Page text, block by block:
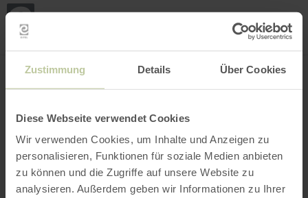
Zustimmung Details Über Cookies
Diese Webseite verwendet Cookies
Wir verwenden Cookies, um Inhalte und Anzeigen zu
personalisieren, Funktionen für soziale Medien anbieten
zu können und die Zugriffe auf unsere Website zu
analysieren. Außerdem geben wir Informationen zu Ihrer
CARTE INTERACTIVE
ma
Ouvrir le filtre